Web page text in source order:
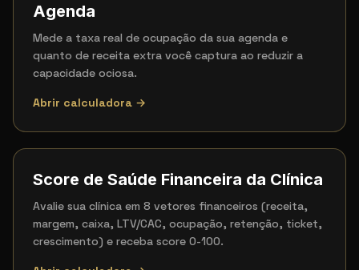
Agenda
Mede a taxa real de ocupação da sua agenda e
quanto de receita extra você captura ao reduzir a
capacidade ociosa.
Abrir calculadora →
Score de Saúde Financeira da Clínica
Avalie sua clínica em 8 vetores financeiros (receita,
margem, caixa, LTV/CAC, ocupação, retenção, ticket,
crescimento) e receba score 0-100.